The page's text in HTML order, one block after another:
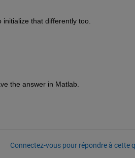
that differently too.
the answer in Matlab.
Connectez-vous pour répondre à cette